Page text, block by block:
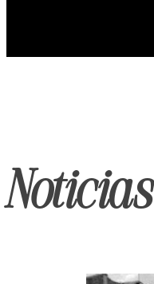
Noticias